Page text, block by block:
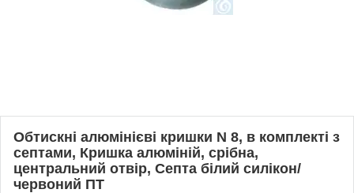
Обтискні алюмінієві кришки N 8, в комплекті з
септами, Кришка алюміній, срібна,
центральний отвір, Септа білий силікон/
червоний ПТ